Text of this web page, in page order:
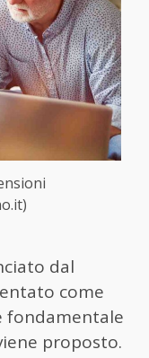
dal
come
fondamentale
proposto.